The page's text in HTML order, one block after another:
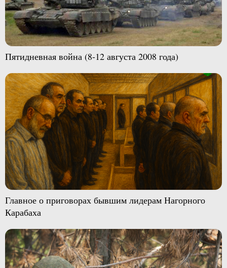
Пятидневная война (8-12 августа 2008 года)
Главное о приговорах бывшим лидерам Нагорного
Карабаха